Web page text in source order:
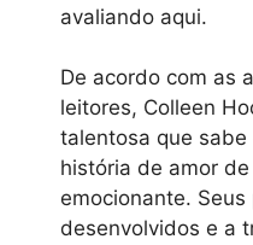
avaliando aqui.
De acordo com as
leitores, Colleen
talentosa que
história de amor
emocionante.
desenvolvidos e a